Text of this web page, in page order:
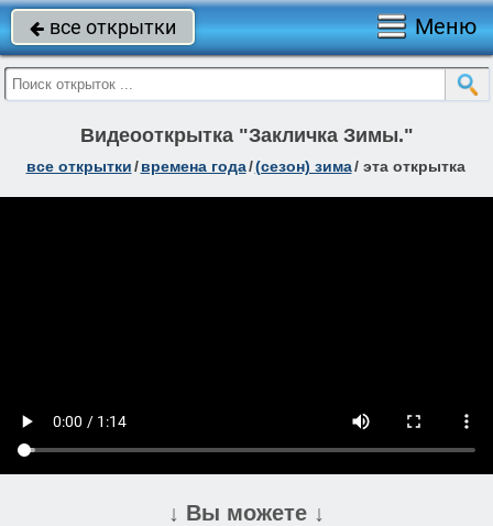
 все открытки Меню
Видеооткрытка "Закличка Зимы."
все открытки/ времена года/(сезон) зима/ эта открытка
↓ Вы можете ↓